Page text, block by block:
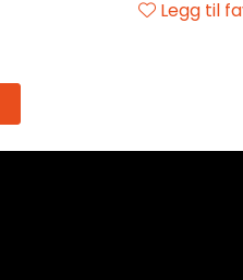
Legg til